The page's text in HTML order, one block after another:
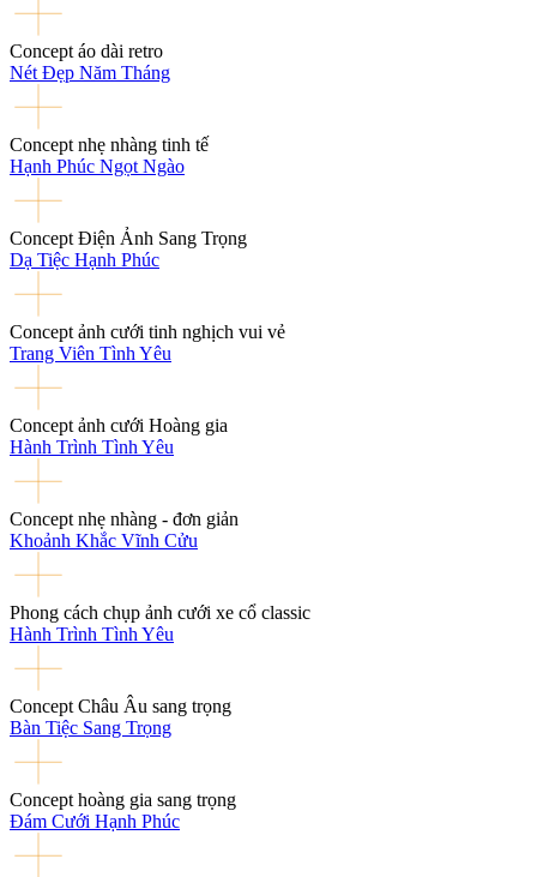
Concept áo dài retro
Nét Đẹp Năm Tháng
Concept nhẹ nhàng tinh tế
Hạnh Phúc Ngọt Ngào
Concept Điện Ảnh Sang Trọng
Dạ Tiệc Hạnh Phúc
Concept ảnh cưới tinh nghịch vui vẻ
Trang Viên Tình Yêu
Concept ảnh cưới Hoàng gia
Hành Trình Tình Yêu
Concept nhẹ nhàng - đơn giản
Khoảnh Khắc Vĩnh Cửu
Phong cách chụp ảnh cưới xe cổ classic
Hành Trình Tình Yêu
Concept Châu Âu sang trọng
Bàn Tiệc Sang Trọng
Concept hoàng gia sang trọng
Đám Cưới Hạnh Phúc